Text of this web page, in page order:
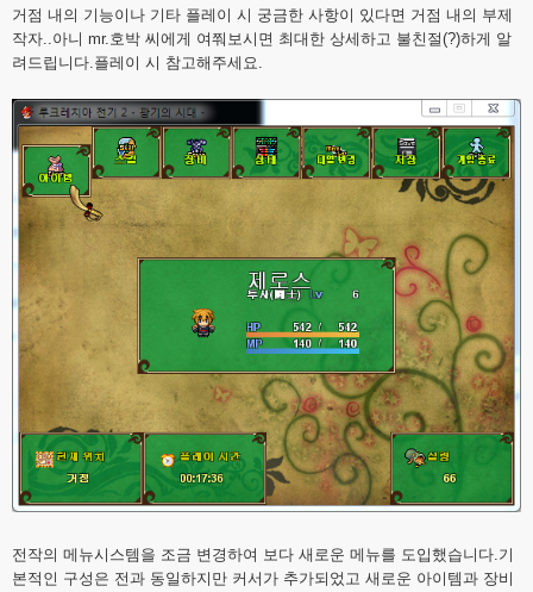
거점 내의 기능이나 기타 플레이 시 궁금한 사항이 있다면 거점 내의 부제
작자..아니 mr.호박 씨에게 여쭤보시면 최대한 상세하고 불친절(?)하게 알
려드립니다.플레이 시 참고해주세요.
전작의 메뉴시스템을 조금 변경하여 보다 새로운 메뉴를 도입했습니다.기
본적인 구성은 전과 동일하지만 커서가 추가되었고 새로운 아이템과 장비